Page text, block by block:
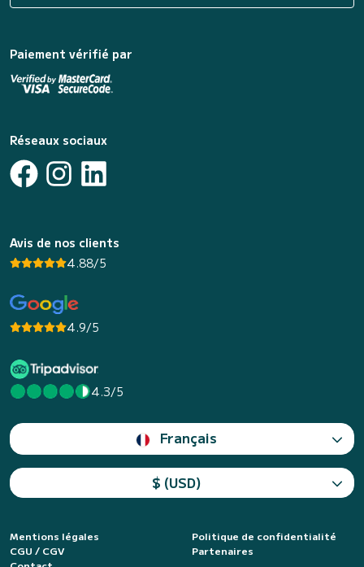
Paiement vérifié par
Réseaux sociaux
Avis de nos clients
4.88/5
4.9/5
4.3/5
Français
$ (USD)
Mentions légales
Politique de confidentialité
CGU / CGV
Partenaires